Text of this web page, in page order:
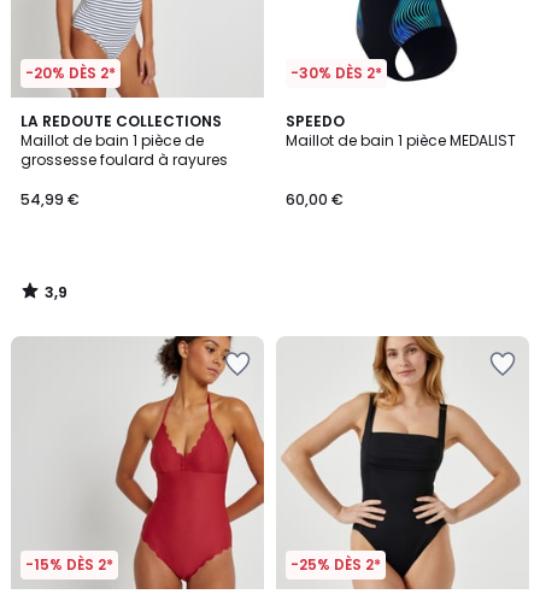
-20% DÈS 2*
LA REDOUTE COLLECTIONS
Maillot de bain 1 pièce de
grossesse foulard à rayures
54,99 €
3,9
/ 5
3,9
/
-30% DÈS 2*
SPEEDO
Maillot de bain 1 pièce MEDALIST
60,00 €
-15% DÈS 2* -25% DÈS 2*